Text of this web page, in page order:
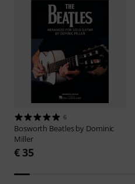
6
Bosworth Beatles by Dominic
Miller
€ 35